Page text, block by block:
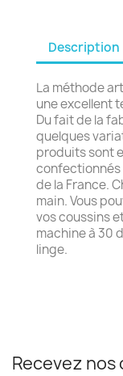
Description
La méthode
une excellent
Du fait de la
quelques
produits sont
confectionnés
de la France.
main. Vous
vos coussins
machine à 30
linge.
Recevez